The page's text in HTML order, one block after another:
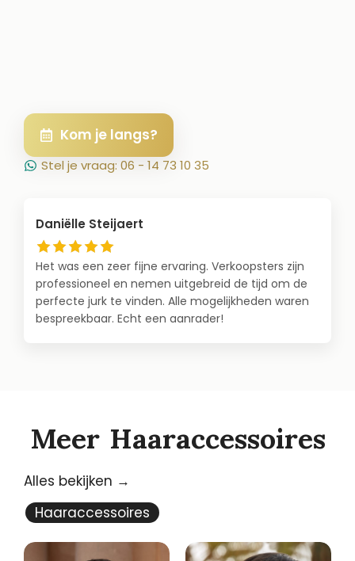
Kom je langs?
Stel je vraag: 06 - 14 73 10 35
Daniëlle Steijaert
Het was een zeer fijne ervaring. Verkoopsters zijn
professioneel en nemen uitgebreid de tijd om de
perfecte jurk te vinden. Alle mogelijkheden waren
bespreekbaar. Echt een aanrader!
Meer Haaraccessoires
Alles bekijken →
Haaraccessoires